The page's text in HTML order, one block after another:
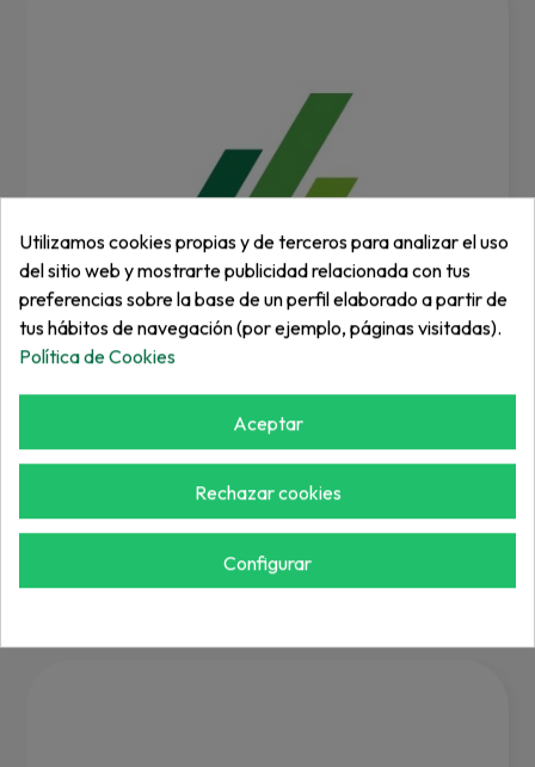
JACOBSEN
Reten/Seal,Oil 1.5Id 2.5Od Rbr
REF: 844197
Inicia sesión
Utilizamos cookies propias y de terceros para analizar el uso
del sitio web y mostrarte publicidad relacionada con tus
preferencias sobre la base de un perfil elaborado a partir de
tus hábitos de navegación (por ejemplo, páginas visitadas).
Política de Cookies
Aceptar
Rechazar cookies
Configurar